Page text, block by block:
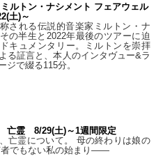
ルトン・ナシメント フェアウェル
土)～
される伝説的音楽家ミルトン・ナ
の半生と2022年最後のツアーに迫
キュメンタリー。ミルトンを崇拝
る証言と、本人のインタヴュー&ラ
ジで綴る115分。
亡霊 8/29(土)～1週間限定
亡霊について。 母の終わりは娘の
者でもない私の始まり――